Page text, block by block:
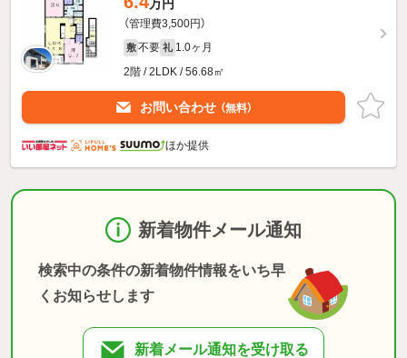
万円
（管理費3,500円）
敷 不要 礼 1.0ヶ月
2階 / 2LDK / 56.68㎡
お問い合わせ （無料）
ほか提供
新着物件メール通知
検索中の条件の新着物件情報をいち早
くお知らせします
新着メール通知を受け取る